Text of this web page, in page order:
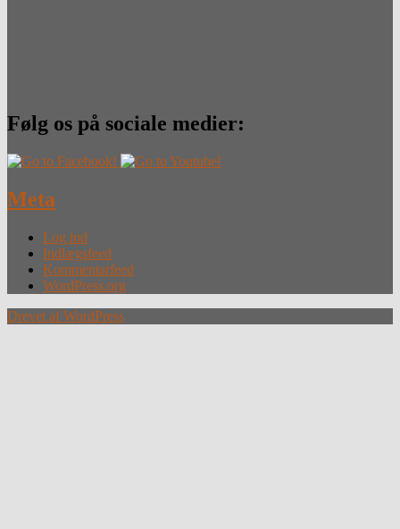
Følg os på sociale medier:
Meta
Log ind
Indlægsfeed
Kommentarfeed
WordPress.org
Drevet af WordPress